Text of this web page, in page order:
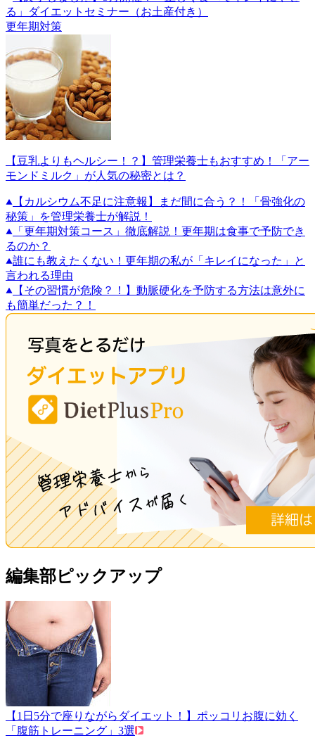
る」ダイエットセミナー（お土産付き）
更年期対策
【豆乳よりもヘルシー！？】管理栄養士もおすすめ！「アー
モンドミルク」が人気の秘密とは？
【カルシウム不足に注意報】まだ間に合う？！「骨強化の
秘策」を管理栄養士が解説！
「更年期対策コース」徹底解説！更年期は食事で予防でき
るのか？
誰にも教えたくない！更年期の私が「キレイになった」と
言われる理由
【その習慣が危険？！】動脈硬化を予防する方法は意外に
も簡単だった？！
編集部ピックアップ
【1日5分で座りながらダイエット！】ポッコリお腹に効く
「腹筋トレーニング」3選